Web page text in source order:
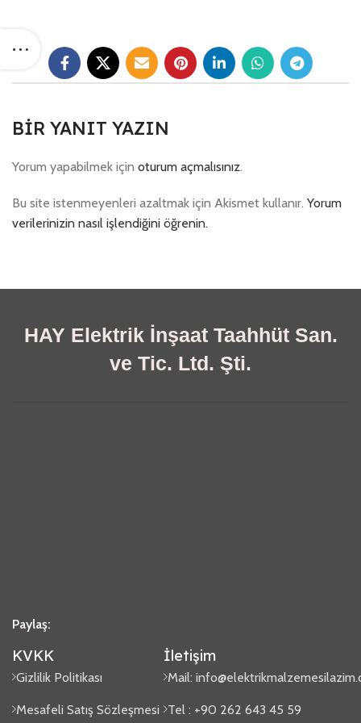
BIR YANIT YAZIN
Yorum yapabilmek için oturum açmalısınız.
Bu site istenmeyenleri azaltmak için Akismet kullanır. Yorum
verilerinizin nasıl işlendiğini öğrenin.
HAY Elektrik İnşaat Taahhüt San.
ve Tic. Ltd. Şti.
Paylaş:
KVKK
Gizlilik Politikası
Mesafeli Satış Sözleşmesi
İletişim
Mail:
Tel : +90 262 643 45 59